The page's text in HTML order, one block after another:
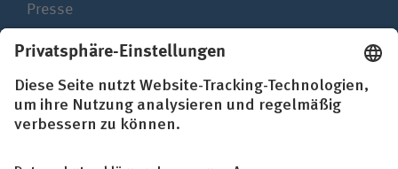
Presse
Newsletter